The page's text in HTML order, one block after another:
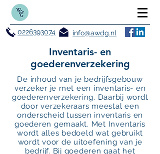
0226393074 info@awdg.nl
Inventaris- en
goederenverzekering
De inhoud van je bedrijfsgebouw
verzeker je met een inventaris- en
goederen­verzekering. Daarbij wordt
door verzekeraars meestal een
onderscheid tussen inventaris en
goederen gemaakt. Met Inventaris
wordt alles bedoeld wat gebruikt
wordt voor de uitoefening van je
bedrijf. Bij goederen gaat het